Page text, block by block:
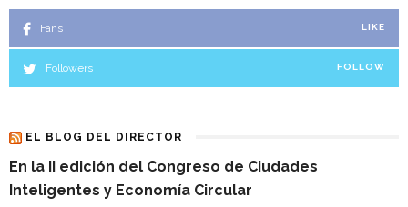
Fans LIKE
Followers FOLLOW
EL BLOG DEL DIRECTOR
En la II edición del Congreso de Ciudades
Inteligentes y Economía Circular